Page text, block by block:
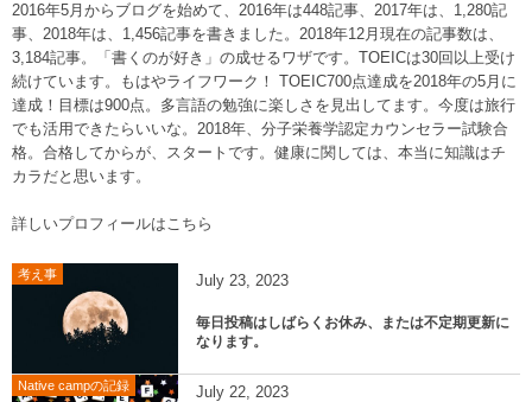
2016年5月からブログを始めて、2016年は448記事、2017年は、1,280記
事、2018年は、1,456記事を書きました。2018年12月現在の記事数は、
3,184記事。「書くのが好き」の成せるワザです。TOEICは30回以上受け
続けています。もはやライフワーク！ TOEIC700点達成を2018年の5月に
達成！目標は900点。多言語の勉強に楽しさを見出してます。今度は旅行
でも活用できたらいいな。2018年、分子栄養学認定カウンセラー試験合
格。合格してからが、スタートです。健康に関しては、本当に知識はチ
カラだと思います。
詳しいプロフィールはこちら
考え事 July 23 2023
毎日投稿はしばらくお休み、または不定期更新に
なります。
Native campの記録 July 22 2023